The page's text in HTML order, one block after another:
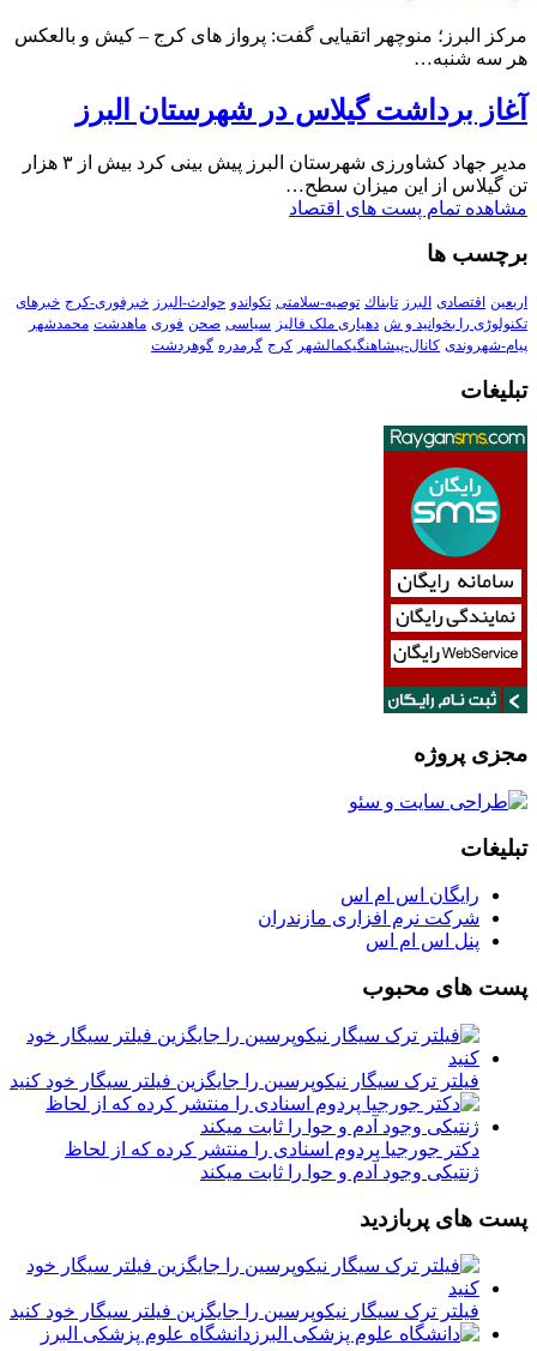
مرکز البرز؛ منوچهر اتقیایی گفت: پرواز های کرج – کیش و بالعکس
هر سه شنبه…
آغاز برداشت گیلاس در شهرستان البرز
مدیر جهاد کشاورزی شهرستان البرز پیش بینی کرد بیش از ۳ هزار
تن گیلاس از این میزان سطح…
مشاهده تمام پست های اقتصاد
برچسب ها
اربعین اقتصادی البرز تابناك توصیه-سلامتی تکواندو حوادث-البرز خبرفوری-کرج خبرهای
تکنولوڑی را بخوانید و ش دهیاری ملک فالیز سیاسی صحن فوری ماهدشت محمدشهر
پیام-شهروندی کانال-پیشاهنگیکمالشهر کرج گرمدره گوهردشت
تبلیغات
مجزی پروژه
تبلیغات
رایگان اس ام اس
شرکت نرم افزاری مازندران
پنل اس ام اس
پست های محبوب
فیلتر ترک سیگار نیکوپرسین را جایگزین فیلتر سیگار خود کنید
دکتر جورجیا پردوم اسنادی را منتشر کرده که از لحاظ
ژنتیکی وجود آدم و حوا را ثابت میکند
پست های پربازدید
فیلتر ترک سیگار نیکوپرسین را جایگزین فیلتر سیگار خود کنید
دانشگاه علوم پزشکی البرز